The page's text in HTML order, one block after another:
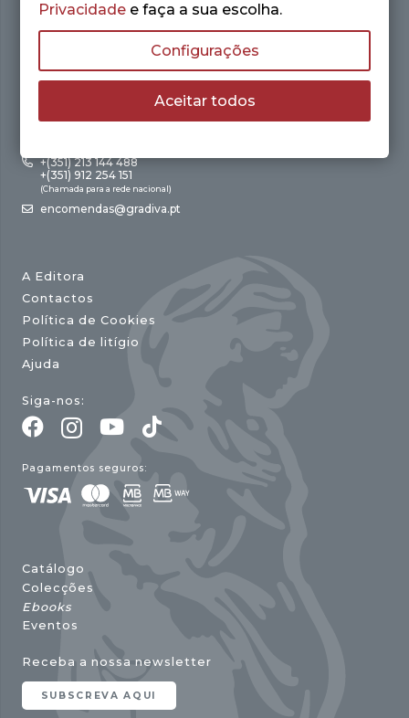
+(351) 213 144 488
+(351) 912 254 151
(Chamada para a rede nacional)
encomendas@gradiva.pt
A Editora
Contactos
Política de Cookies
Política de litígio
Ajuda
Siga-nos:
Pagamentos seguros:
Catálogo
Colecções
Ebooks
Eventos
Receba a nossa newsletter
SUBSCREVA AQUI
Privacidade e faça a sua escolha.
Configurações
Aceitar todos